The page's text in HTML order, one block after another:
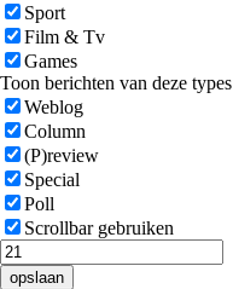
Sport
Film & Tv
Games
Toon berichten van deze types
Weblog
Column
(P)review
Special
Poll
Scrollbar gebruiken
opslaan